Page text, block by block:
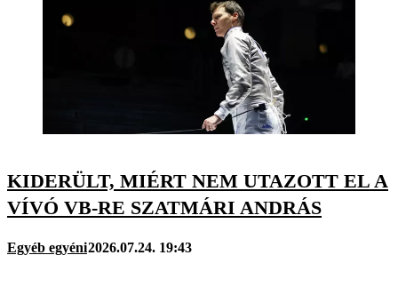
KIDERÜLT, MIÉRT NEM UTAZOTT EL A
VÍVÓ VB-RE SZATMÁRI ANDRÁS
Egyéb egyéni2026.07.24. 19:43